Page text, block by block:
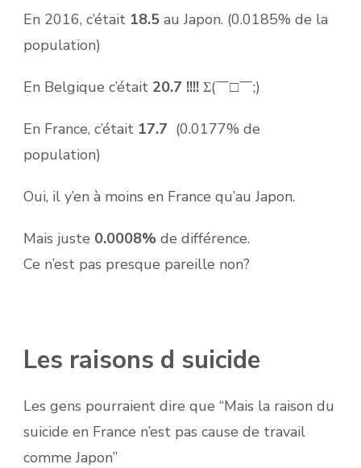
En 2016, c’était 18.5 au Japon. (0.0185% de la
population)
En Belgique c’était 20.7 !!!! Σ(￣□￣;)
En France, c’était 17.7 (0.0177% de
population)
Oui, il y’en à moins en France qu’au Japon.
Mais juste 0.0008% de différence.
Ce n’est pas presque pareille non?
Les raisons d suicide
Les gens pourraient dire que “Mais la raison du
suicide en France n’est pas cause de travail
comme Japon”